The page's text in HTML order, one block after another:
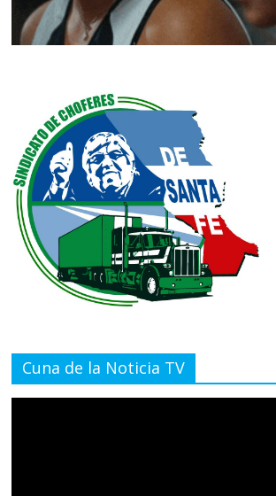
Cuna de la Noticia TV